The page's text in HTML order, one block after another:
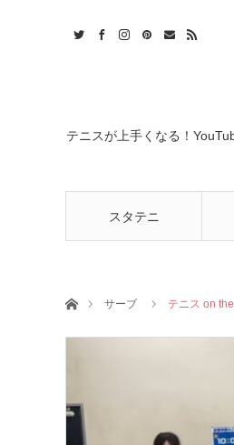
テニスが上手くなる！
スタテニ
ホームサーブ テニス on